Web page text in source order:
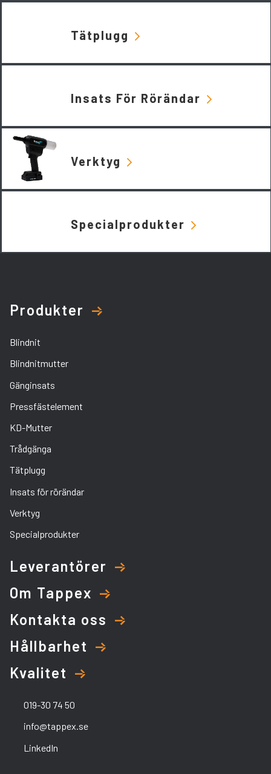
Tätplugg
Insats För Rörändar
Verktyg
Specialprodukter
Produkter
Blindnit
Blindnitmutter
Gänginsats
Pressfästelement
KD-Mutter
Trådgänga
Tätplugg
Insats för rörändar
Verktyg
Specialprodukter
Leverantörer
Om Tappex
Kontakta oss
Hållbarhet
Kvalitet
019-30 74 50
info@tappex.se
LinkedIn